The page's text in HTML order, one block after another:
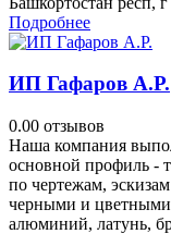
Подробнее
ИП Гафаров А.Р.
0.00 отзывов
Наша компания
основной профиль -
по чертежам,
черными и цветными
алюминий, латунь,